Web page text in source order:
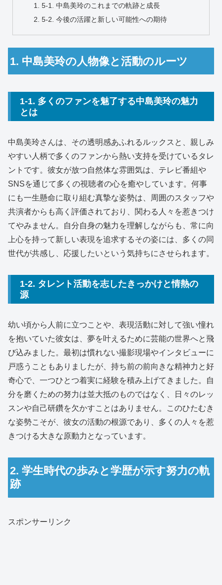
5-1. 中島美玲のこれまでの軌跡と成長
5-2. 今後の活躍と新しい可能性への期待
1. 中島美玲の人物像と活動のルーツ
1-1. 多くのファンを魅了する中島美玲の魅力
とは
中島美玲さんは、その透明感あふれるルックスと、親しみ
やすい人柄で多くのファンから熱い支持を受けているタレ
ントです。彼女が放つ自然体な雰囲気は、テレビ番組や
SNSを通じて多くの視聴者の心を癒やしています。何事
にも一生懸命に取り組む真摯な姿勢は、周囲のスタッフや
共演者からも高く評価されており、関わる人々を惹きつけ
てやみません。自分自身の魅力を理解しながらも、常に向
上心を持って新しい表現を追求するその姿には、多くの同
世代が共感し、応援したいという気持ちにさせられます。
1-2. タレント活動を志したきっかけと情熱の
源
幼い頃から人前に立つことや、表現活動に対して強い憧れ
を抱いていた彼女は、夢を叶えるために芸能の世界へと飛
び込みました。最初は慣れない撮影現場やインタビューに
戸惑うこともありましたが、持ち前の前向きな精神力と好
奇心で、一つひとつ着実に経験を積み上げてきました。自
分を磨くための努力は並大抵のものではなく、日々のレッ
スンや自己研鑽を欠かすことはありません。このひたむき
な姿勢こそが、彼女の活動の根源であり、多くの人々を惹
きつける大きな原動力となっています。
2. 学生時代の歩みと学歴が示す努力の軌
跡
スポンサーリンク